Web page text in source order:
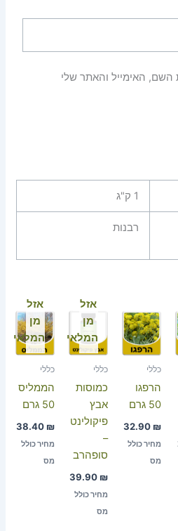
האימייל והאתר שלי
1 ק"ג
רבנות
כללי
הרפגו
50 גרם
32.90 ₪
מחיר כולל
מס
אזל
מן
המלאי
כללי
כמוסות
אבץ
פיקולינט
–
סופהרב
39.90 ₪
מחיר כולל
מס
אזל
מן
המלאי
כללי
הממליס
50 גרם
38.40 ₪
מחיר כולל
מס